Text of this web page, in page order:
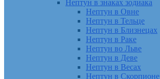
Нептун в знаках зодиака
Нептун в Овне
Нептун в Тельце
Нептун в Близнецах
Нептун в Раке
Нептун во Льве
Нептун в Деве
Нептун в Весах
Нептун в Скорпионе